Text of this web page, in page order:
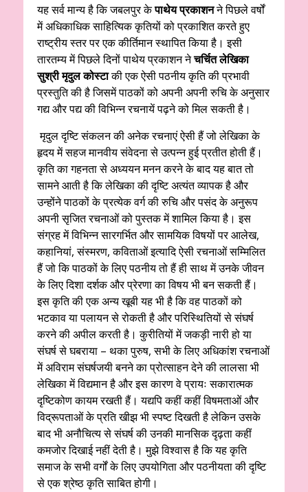
यह सर्व मान्य है कि जबलपुर केपाथेय प्रकाशनने पिछले वर्षों
में अधिकाधिक साहित्यिक कृतियों को प्रकाशित करते हुए
राष्ट्रीय स्तर पर एक कीर्तिमान स्थापित किया है। इसी
तारतम्य में पिछले दिनों पाथेय प्रकाशन नेचर्चित लेखिका
सुश्री मृदुल कोस्टाकी एक ऐसी पठनीय कृति की प्रभावी
प्रस्तुति की है जिसमें पाठकों को अपनी अपनी रुचि के अनुसार
गद्य और पद्य की विभिन्न रचनायें पढ़ने को मिल सकती है।
मृदुल दृष्टि संकलन की अनेक रचनाएं ऐसी हैं जो लेखिका के
हृदय में सहज मानवीय संवेदना से उत्पन्न हुई प्रतीत होती हैं।
कृति का गहनता से अध्ययन मनन करने के बाद यह बात तो
सामने आती है कि लेखिका की दृष्टि अत्यंत व्यापक है और
उन्होंने पाठकों के प्रत्येक वर्ग की रुचि और पसंद के अनुरूप
अपनी सृजित रचनाओं को पुस्तक में शामिल किया है। इस
संग्रह में विभिन्न सारगर्भित और सामयिक विषयों पर आलेख,
कहानियां, संस्मरण, कविताओं इत्यादि ऐसी रचनाओं सम्मिलित
हैं जो कि पाठकों के लिए पठनीय तो हैं ही साथ में उनके जीवन
के लिए दिशा दर्शक और प्रेरणा का विषय भी बन सकती हैं।
इस कृति की एक अन्य खूबी यह भी है कि वह पाठकों को
भटकाव या पलायन से रोकती है और परिस्थितियों से संघर्ष
करने की अपील करती है। कुरीतियों में जकड़ी नारी हो या
संघर्ष से घबराया – थका पुरुष, सभी के लिए अधिकांश रचनाओं
में अविराम संघर्षजयी बनने का प्रोत्साहन देने की लालसा भी
लेखिका में विद्यमान है और इस कारण वे प्रायः सकारात्मक
दृष्टिकोण कायम रखती हैं। यद्यपि कहीं कहीं विषमताओं और
विद्रूपताओं के प्रति खीझ भी स्पष्ट दिखती है लेकिन उसके
बाद भी अनौचित्य से संघर्ष की उनकी मानसिक दृढ़ता कहीं
कमजोर दिखाई नहीं देती है। मुझे विश्वास है कि यह कृति
समाज के सभी वर्गों के लिए उपयोगिता और पठनीयता की दृष्टि
से एक श्रेष्ठ कृति साबित होगी।